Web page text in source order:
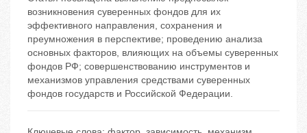
возникновения суверенных фондов для их
эффективного направления, сохранения и
преумножения в перспективе; проведению анализа
основных факторов, влияющих на объемы суверенных
фондов РФ; совершенствованию инструментов и
механизмов управления средствами суверенных
фондов государств и Российской Федерации.